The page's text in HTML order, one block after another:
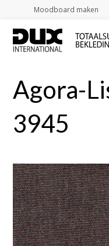
Moodboard maken
Agora-
3945